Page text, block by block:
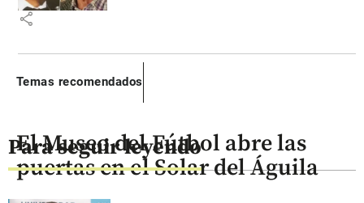
share
Temas recomendados
Para seguir leyendo
El Museo del Fútbol abre las
puertas en el Solar del Águila